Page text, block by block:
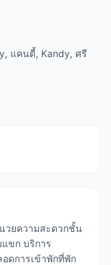
แคนดี้, Kandy, ศรี
วยความสะดวกชั้น
ขก บริการ
ดการเข้าพักที่พัก